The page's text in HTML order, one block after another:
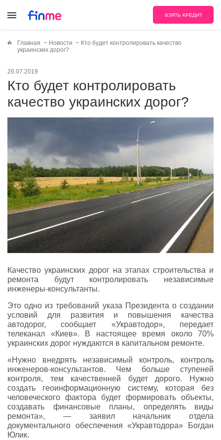
ВЗЯТЬ КРЕДИТ
Главная Новости
Кто будет контролировать качество
украинских дорог?
26.07.2019
Кто будет контролировать
качество украинских дорог?
Качество украинских дорог на этапах строительства и
ремонта будут контролировать независимые
инженеры-консультанты.
Это одно из требований указа Президента о создании
условий для развития и повышения качества
автодорог, сообщает «Укравтодор», передает
телеканал «Киев». В настоящее время около 70%
украинских дорог нуждаются в капитальном ремонте.
«Нужно внедрять независимый контроль, контроль
инженеров-консультантов. Чем больше ступеней
контроля, тем качественней будет дорого. Нужно
создать геоинформационную систему, которая без
человеческого фактора будет формировать объекты,
создавать финансовые планы, определять виды
ремонта», — заявил начальник отдела
документального обеспечения «Укравтодора» Богдан
Юлик.